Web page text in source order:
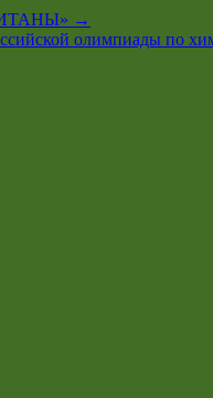
→
олимпиады по